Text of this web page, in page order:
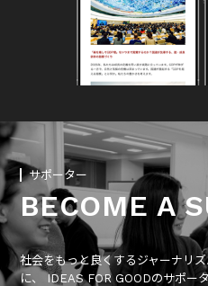
サポーター
BECOME A
社会をもっと良くするジャーナリ
に、 IDEAS FOR GOODのサポー